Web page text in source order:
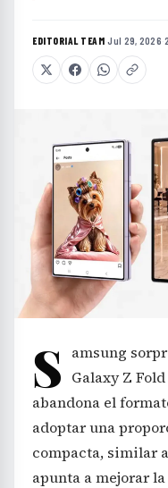
EDITORIAL TEAM·Jul 29, 2026·
S amsung
Galaxy Z
abandona el
adoptar una
compacta, similar
apunta a mejorar